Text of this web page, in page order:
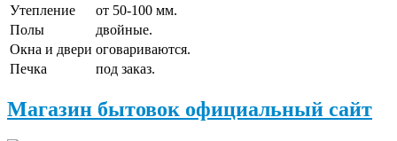
Утепление
от 50-100 мм.
Полы
двойные.
Окна и двери оговариваются.
Печка
под заказ.
Магазин бытовок официальный сайт